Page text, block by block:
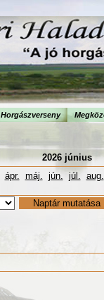
Horgászverseny
2026 június
ápr. máj. jún. júl. aug.